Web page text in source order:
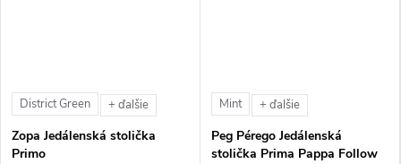
District Green + ďalšie
Zopa Jedálenská stolička
Primo
Mint + ďalšie
Peg Pérego Jedálenská
stolička Prima Pappa Follow